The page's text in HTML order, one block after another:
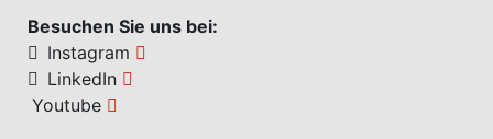
Besuchen Sie uns bei:
Instagram
LinkedIn
Youtube